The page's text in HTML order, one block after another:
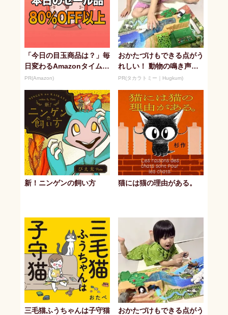
「今日の目玉商品は？」毎
日変わるAmazonタイムセ
ールが見逃せない
PR(Amazon)
おかたづけもできる点がう
れしい！ 動物の鳴き声や
セリフが盛りだくさんの
PR(タカラトミー｜Hugkum)
新！ニンゲンの飼い方 猫には猫の理由がある。
三毛猫ふうちゃんは子守猫
おかたづけもできる点がう